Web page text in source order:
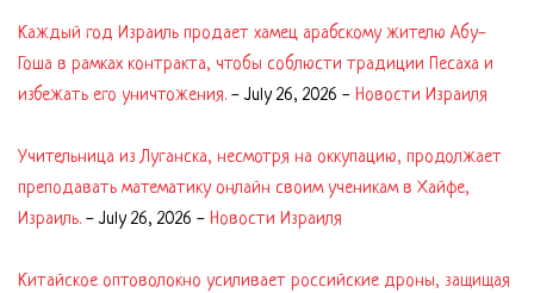
Каждый год Израиль продает хамец арабскому жителю Абу-
Гоша в рамках контракта, чтобы соблюсти традиции Песаха и
избежать его уничтожения. -July 26, 2026 - Новости Израиля
Учительница из Луганска, несмотря на оккупацию, продолжает
преподавать математику онлайн своим ученикам в Хайфе,
Израиль. -July 26, 2026 - Новости Израиля
Китайское оптоволокно усиливает российские дроны, защищая